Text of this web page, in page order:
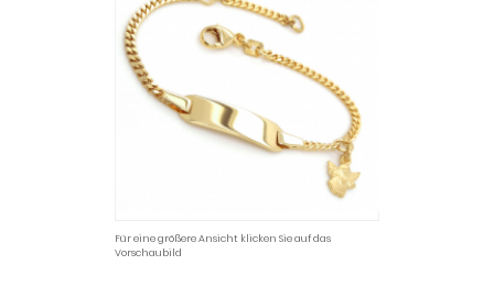
Für eine größere Ansicht klicken Sie auf das
Vorschaubild